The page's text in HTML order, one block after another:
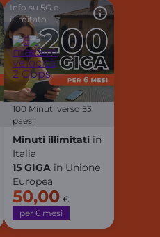
Info su 5G e
illimitato
100 Minuti verso 53
paesi
Minuti illimitati in
Italia
15 GIGA in Unione
Europea
50,00 €
per 6 mesi